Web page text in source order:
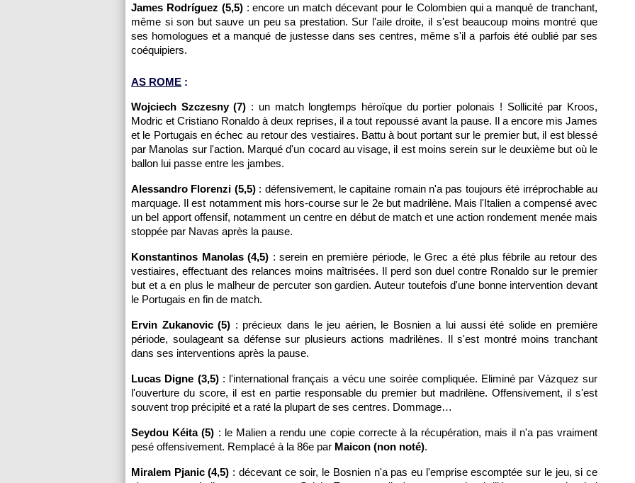
James Rodríguez (5,5): encore un match décevant pour le Colombien qui a manqué de tranchant,
même si son but sauve un peu sa prestation. Sur l'aile droite, il s'est beaucoup moins montré que
ses homologues et a manqué de justesse dans ses centres, même s'il a parfois été oublié par ses
coéquipiers.
AS ROME :
Wojciech Szczesny (7) : un match longtemps héroïque du portier polonais ! Sollicité par Kroos,
Modric et Cristiano Ronaldo à deux reprises, il a tout repoussé avant la pause. Il a encore mis James
et le Portugais en échec au retour des vestiaires. Battu à bout portant sur le premier but, il est blessé
par Manolas sur l'action. Marqué d'un cocard au visage, il est moins serein sur le deuxième but où le
ballon lui passe entre les jambes.
Alessandro Florenzi (5,5): défensivement, le capitaine romain n'a pas toujours été irréprochable au
marquage. Il est notamment mis hors-course sur le 2e but madrilène. Mais l'Italien a compensé avec
un bel apport offensif, notamment un centre en début de match et une action rondement menée mais
stoppée par Navas après la pause.
Konstantinos Manolas (4,5) : serein en première période, le Grec a été plus fébrile au retour des
vestiaires, effectuant des relances moins maîtrisées. Il perd son duel contre Ronaldo sur le premier
but et a en plus le malheur de percuter son gardien. Auteur toutefois d'une bonne intervention devant
le Portugais en fin de match.
Ervin Zukanovic (5) : précieux dans le jeu aérien, le Bosnien a lui aussi été solide en première
période, soulageant sa défense sur plusieurs actions madrilènes. Il s'est montré moins tranchant
dans ses interventions après la pause.
Lucas Digne (3,5): l'international français a vécu une soirée compliquée. Eliminé par Vázquez sur
l'ouverture du score, il est en partie responsable du premier but madrilène. Offensivement, il s'est
souvent trop précipité et a raté la plupart de ses centres. Dommage…
Seydou Kéita (5) : le Malien a rendu une copie correcte à la récupération, mais il n'a pas vraiment
pesé offensivement. Remplacé à la 86e par Maicon (non noté).
Miralem Pjanic (4,5) : décevant ce soir, le Bosnien n'a pas eu l'emprise escomptée sur le jeu, si ce